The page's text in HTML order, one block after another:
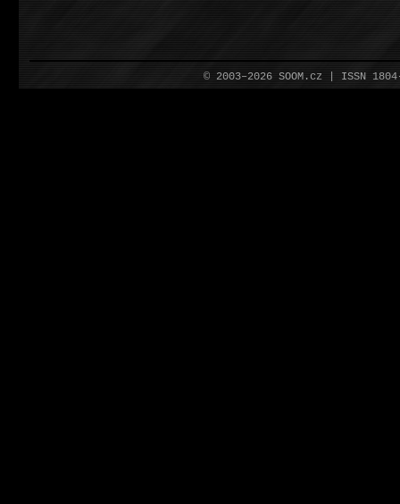
© 2003–2026 SOOM.cz | ISSN